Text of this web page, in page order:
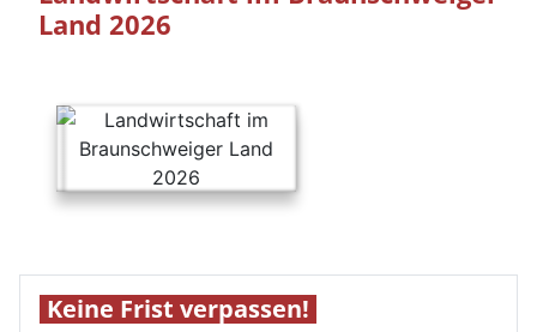
Land 2026
Keine Frist verpassen!